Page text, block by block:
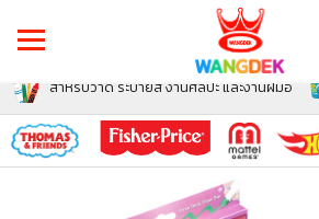
สำหรับวาด ระบายสี งานศิลปะ และงานฝีมือ